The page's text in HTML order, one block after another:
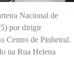
Nacional de
por dirigir
Centro de Pinheiral.
na Rua Helena